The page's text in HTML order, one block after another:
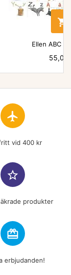

Ellen ABC
Pris
55,00
flight
vid 400 kr
star_border
produkter
redeem
erbjudanden!